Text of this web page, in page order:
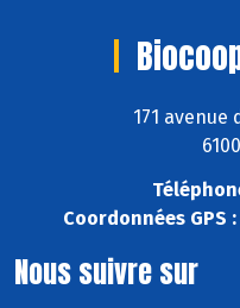
171 avenue
Coordonnées GPS :
Nous suivre sur